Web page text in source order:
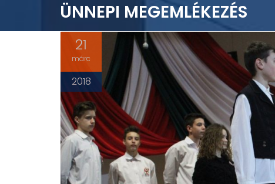
ÜNNEPI MEGEMLÉKEZÉS
21
márc
2018